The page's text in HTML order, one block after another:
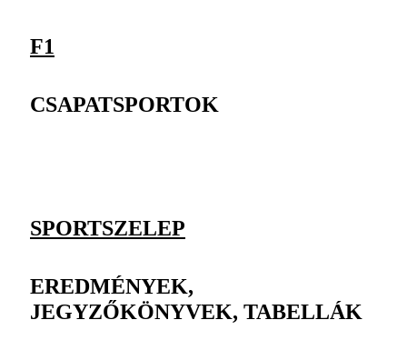
F1
CSAPATSPORTOK
SPORTSZELEP
EREDMÉNYEK,
JEGYZŐKÖNYVEK, TABELLÁK